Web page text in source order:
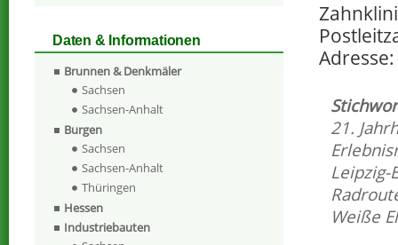
21.
Leipzig-
Weiße
Daten & Informationen
Brunnen & Denkmäler
Sachsen
Sachsen-Anhalt
Burgen
Sachsen
Sachsen-Anhalt
Thüringen
Hessen
Industriebauten